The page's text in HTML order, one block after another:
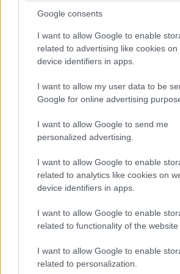
Google consents
I want to allow Google to enable
related to advertising like cookies on
device identifiers in apps.
I want to allow my user data to be
Google for online advertising
I want to allow Google to send me
personalized advertising.
I want to allow Google to enable
related to analytics like cookies on
device identifiers in apps.
I want to allow Google to enable
related to functionality of the website
I want to allow Google to enable
related to personalization.
képes volt elhitetni magával azt is,
drámát ad elő, amelynek a
egyébként jó színész, bizonyította
de drámainak szánt alakítása itt
Hogy a stúdió belement egy Hobbs
az alapvetően jó döntés volt, mert